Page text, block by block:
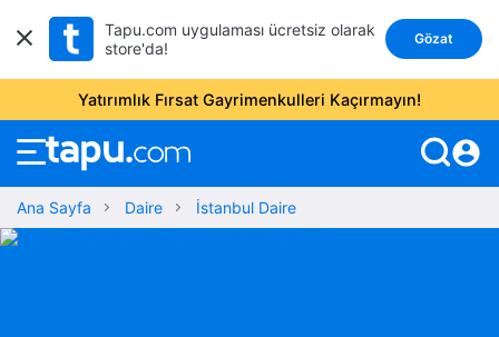
Tapu.com uygulaması ücretsiz olarak
store'da!
Gözat
Yatırımlık Fırsat Gayrimenkulleri Kaçırmayın!
account_circle
Ana Sayfa Daire İstanbul Daire